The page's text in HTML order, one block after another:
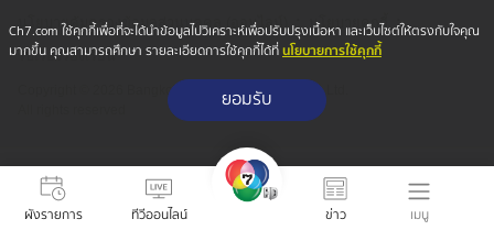
ผังรายการ ทีวีออนไลน์ ข่าว เมนู
20 พฤษภาคม ถึง 3 มิถุนายน 2569
กระทั่งช่วงเย็นวันที่ 4 มิถุนายน เจ้าหน้าที่ตำรวจกัมพูชาเข้า
ตรวจสอบพื้นที่ห้องเช่าดังกล่าว นายจ้างชาวจีนจึงปล่อยตัว
อาศัยจังหวะดังกล่าวเดินทางย้อนกลับมาตามช่องทาง
ธรรมชาติ โดยอาศัยการสอบถามชาวบ้านในพื้นที่เพื่อหา
ทางกลับสู่ชายแดนไทย เมื่อมาถึงแนวชายแดน ทั้งหมดได้
นโยบายคุ้มครองข้อมูลส่วนบุคคล (ออนไลน์) · นโยบายคุกกี้ ·
รับเรื่องร้องเรียน
Copyright © 2026 Bangkok Broadcasting & T.V. Co.,Ltd.
Ch7.com ใช้คุกกี้เพื่อที่จะได้นำข้อมูลไปวิเคราะห์เพื่อปรับปรุงเนื้อหา และเว็บไซต์ให้ตรงกับใจคุณ
มากขึ้น คุณสามารถศึกษา รายละเอียดการใช้คุกกี้ได้ที่นโยบายการใช้คุกกี้
ยอมรับ